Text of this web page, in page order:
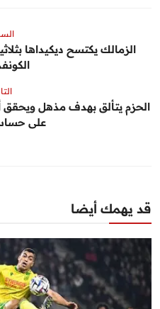
الزمالك يكتسح ديكيداها
الحزم يتألق بهدف مذهل ويحقق
على
قد يهمك أيضا